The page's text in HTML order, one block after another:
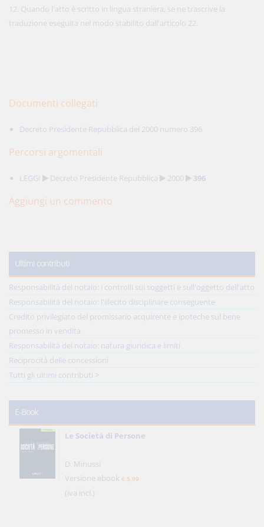
12. Quando l'atto è scritto in lingua straniera, se ne trascrive la
traduzione eseguita nel modo stabilito dall'articolo 22.
Documenti collegati
Decreto Presidente Repubblica del 2000 numero 396
Percorsi argomentali
LEGGI Decreto Presidente Repubblica 2000 396
Aggiungi un commento
Ultimi contributi
Responsabilità del notaio: i controlli sui soggetti e sull'oggetto dell'atto
Responsabilità del notaio: l'illecito disciplinare conseguente
Credito privilegiato del promissario acquirente e ipoteche sul bene
promesso in vendita
Responsabilità del notaio: natura giuridica e limiti
Reciprocità delle concessioni
Tutti gli ultimi contributi >
E-Book
Le Società di Persone
D. Minussi
Versione ebook € 5,99
(iva incl.)